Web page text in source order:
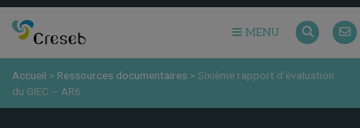
MENU
Accueil > Ressources documentaires >Sixième rapport d’évaluation
du GIEC – AR6